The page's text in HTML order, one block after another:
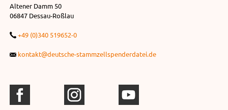
Altener Damm 50
06847 Dessau-Roßlau
+49 (0)340 519652-0
kontakt@deutsche-stammzellspenderdatei.de